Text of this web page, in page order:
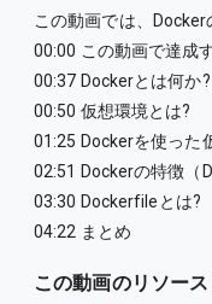
この動画では、Docker
00:00 この動画で達成
00:37 Dockerとは何か?
00:50 仮想環境とは?
01:25 Dockerを使った
02:51 Dockerの特徴（
03:30 Dockerfileとは?
04:22 まとめ
この動画のリソース